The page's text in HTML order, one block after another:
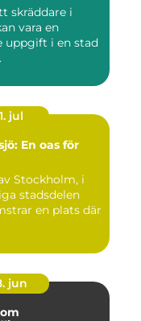
skräddare i
vara en
uppgift i en stad
jul
En oas för
Stockholm, i
stadsdelen
en plats där
jun